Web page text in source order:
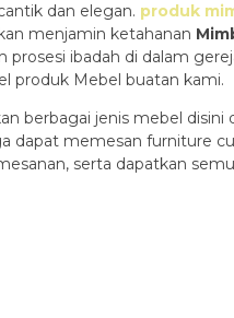
dan elegan. produk
menjamin ketahanan
ibadah di dalam
produk Mebel buatan kami.
berbagai jenis mebel disini
dapat memesan furniture
serta dapatkan